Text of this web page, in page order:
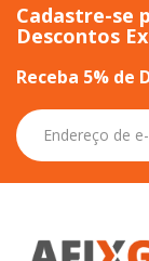
Cadastre-se
Descontos
Receba 5% de
Inscreva-
se
na